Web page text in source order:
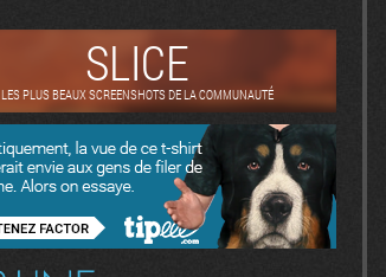
SLICE
LES PLUS BEAUX SCREENSHOTS DE LA COMMUNAUTÉ